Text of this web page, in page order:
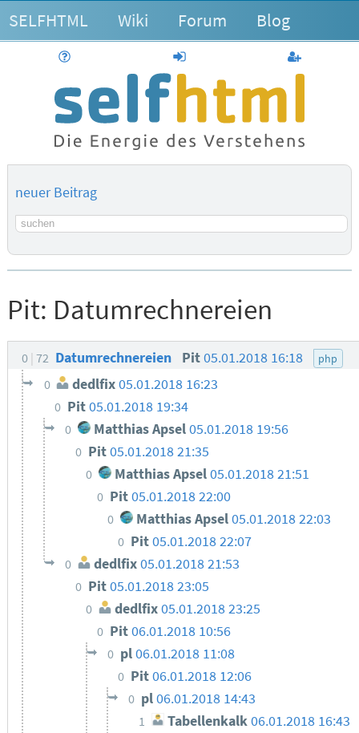
SELFHTML Wiki Forum Blog
anmelden
neuer Beitrag
Suchbegriff
Pit: Datumrechnereien
0 72 Datumrechnereien Pit05.01.2018 16:18 php
0 dedlfix05.01.2018 16:23
0 Pit05.01.2018 19:34
0 Matthias Apsel05.01.2018 19:56
0 Pit05.01.2018 21:35
0 Matthias Apsel05.01.2018 21:51
0 Pit05.01.2018 22:00
0 Matthias Apsel 05.01.2018 22:03
0 Pit05.01.2018 22:07
0 dedlfix05.01.2018 21:53
0 Pit05.01.2018 23:05
0 dedlfix05.01.2018 23:25
0 Pit06.01.2018 10:56
0 pl06.01.2018 11:08
0 Pit06.01.2018 12:06
0 pl06.01.2018 14:43
1 Tabellenkalk06.01.2018 16:43